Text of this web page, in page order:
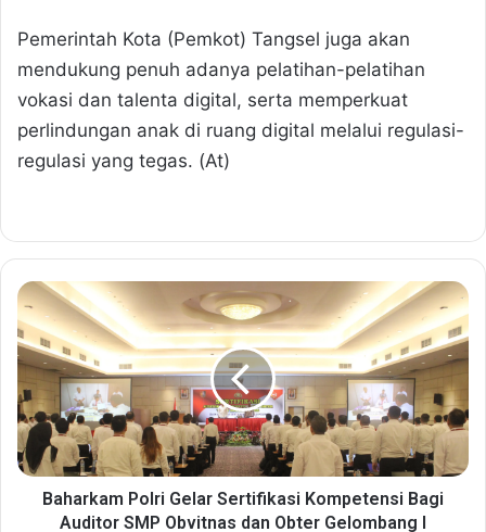
Pemerintah Kota (Pemkot) Tangsel juga akan
mendukung penuh adanya pelatihan-pelatihan
vokasi dan talenta digital, serta memperkuat
perlindungan anak di ruang digital melalui regulasi-
regulasi yang tegas. (At)
B
a
h
a
r
k
a
m
P
Baharkam Polri Gelar Sertifikasi Kompetensi Bagi
Auditor SMP Obvitnas dan Obter Gelombang I